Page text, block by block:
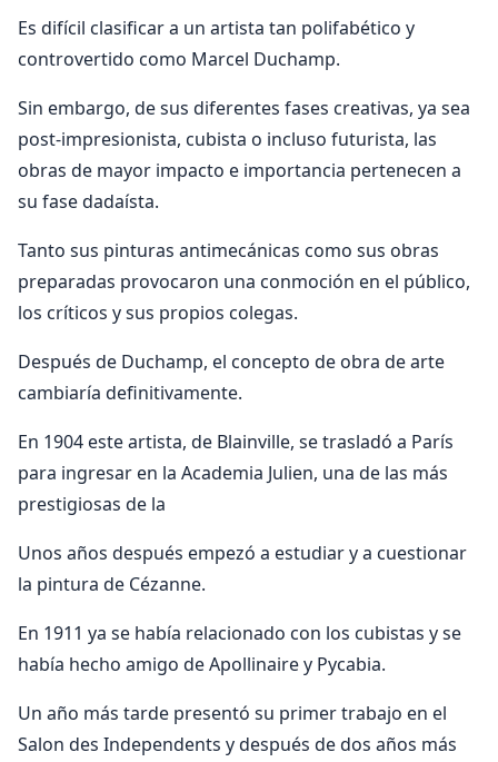
Es difícil clasificar a un artista tan polifabético y
controvertido como Marcel Duchamp.
Sin embargo, de sus diferentes fases creativas, ya sea
post-impresionista, cubista o incluso futurista, las
obras de mayor impacto e importancia pertenecen a
su fase dadaísta.
Tanto sus pinturas antimecánicas como sus obras
preparadas provocaron una conmoción en el público,
los críticos y sus propios colegas.
Después de Duchamp, el concepto de obra de arte
cambiaría definitivamente.
En 1904 este artista, de Blainville, se trasladó a París
para ingresar en la Academia Julien, una de las más
prestigiosas de la
Unos años después empezó a estudiar y a cuestionar
la pintura de Cézanne.
En 1911 ya se había relacionado con los cubistas y se
había hecho amigo de Apollinaire y Pycabia.
Un año más tarde presentó su primer trabajo en el
Salon des Independents y después de dos años más